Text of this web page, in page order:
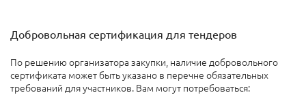
Добровольная сертификация для тендеров
По решению организатора закупки, наличие добровольного
сертификата может быть указано в перечне обязательных
требований для участников. Вам могут потребоваться: